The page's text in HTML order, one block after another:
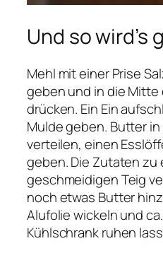
Und so wird’s
Mehl mit einer Prise
geben und in die Mitte
drücken. Ein Ein
Mulde geben. Butter
verteilen, einen
geben. Die Zutaten zu
geschmeidigen Teig
noch etwas Butter
Alufolie wickeln und
Kühlschrank ruhen